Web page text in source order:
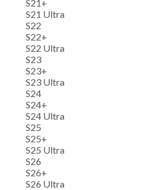
S21+
S21 Ultra
S22
S22+
S22 Ultra
S23
S23+
S23 Ultra
S24
S24+
S24 Ultra
S25
S25+
S25 Ultra
S26
S26+
S26 Ultra